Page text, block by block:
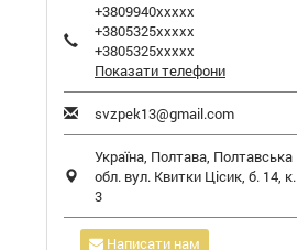
+3809940xxxxx
+3805325xxxxx
+3805325xxxxx
Показати телефони
svzpek13@gmail.com
Україна, Полтава, Полтавська
обл. вул. Квитки Цісик, б. 14, к.
3
Написати нам